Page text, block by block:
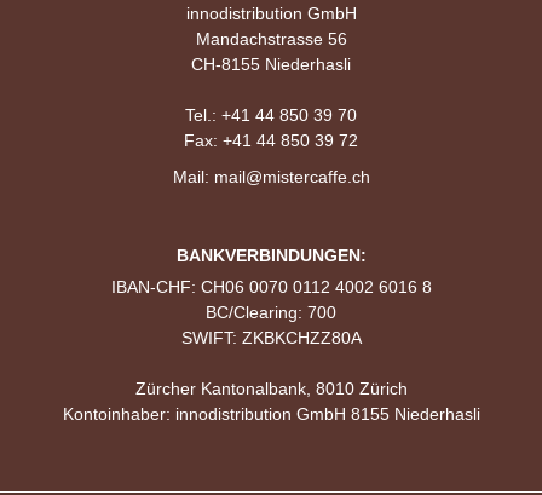
innodistribution GmbH
Mandachstrasse 56
CH-8155 Niederhasli
Tel.: +41 44 850 39 70
Fax: +41 44 850 39 72
Mail: mail@mistercaffe.ch
BANKVERBINDUNGEN:
IBAN-CHF: CH06 0070 0112 4002 6016 8
BC/Clearing: 700
SWIFT: ZKBKCHZZ80A
Zürcher Kantonalbank, 8010 Zürich
Kontoinhaber: innodistribution GmbH 8155 Niederhasli